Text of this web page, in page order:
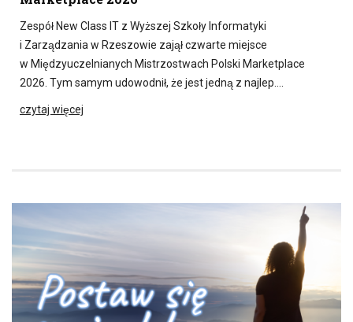
Zespół New Class IT z Wyższej Szkoły Informatyki
i Zarządzania w Rzeszowie zajął czwarte miejsce
w Międzyuczelnianych Mistrzostwach Polski Marketplace
2026. Tym samym udowodnił, że jest jedną z najlep….
czytaj więcej